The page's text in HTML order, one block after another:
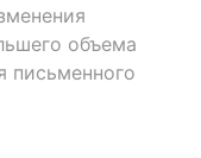
объема
письменного